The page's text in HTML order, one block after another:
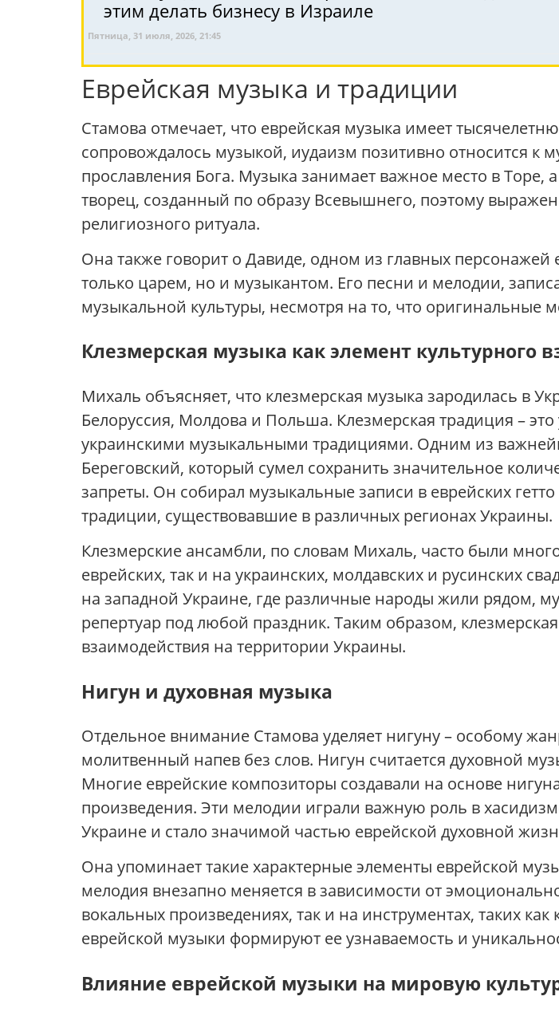
этим делать бизнесу в Израиле
Пятница, 31 июля, 2026, 21:45
Еврейская музыка и традиции
Стамова отмечает, что еврейская музыка имеет
сопровождалось музыкой, иудаизм позитивно относится к
прославления Бога. Музыка занимает важное место в Торе,
творец, созданный по образу Всевышнего, поэтому
религиозного ритуала.
Она также говорит о Давиде, одном из главных
только царем, но и музыкантом. Его песни и мелодии,
музыкальной культуры, несмотря на то, что оригинальные
Клезмерская музыка как элемент культурного
Михаль объясняет, что клезмерская музыка зародилась в
Белоруссия, Молдова и Польша. Клезмерская традиция –
украинскими музыкальными традициями. Одним из
Береговский, который сумел сохранить значительное
запреты. Он собирал музыкальные записи в еврейских
традиции, существовавшие в различных регионах Украины.
Клезмерские ансамбли, по словам Михаль, часто были
еврейских, так и на украинских, молдавских и русинских
на западной Украине, где различные народы жили рядом,
репертуар под любой праздник. Таким образом,
взаимодействия на территории Украины.
Нигун и духовная музыка
Отдельное внимание Стамова уделяет нигуну – особому
молитвенный напев без слов. Нигун считается духовной
Многие еврейские композиторы создавали на основе
произведения. Эти мелодии играли важную роль в
Украине и стало значимой частью еврейской духовной
Она упоминает такие характерные элементы еврейской
мелодия внезапно меняется в зависимости от
вокальных произведениях, так и на инструментах, таких
еврейской музыки формируют ее узнаваемость и
Влияние еврейской музыки на мировую